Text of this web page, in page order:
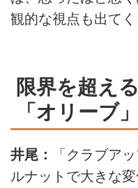
観的な視点も出てく
限界を超え
「オリーブ」
井尾：
「クラブア
ルナットで大きな